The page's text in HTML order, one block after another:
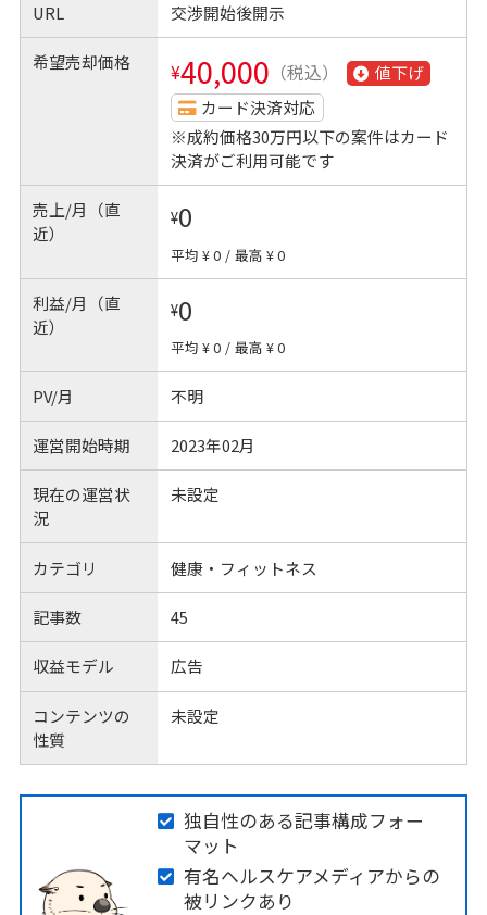
URL 交渉開始後開示
希望売却価格 ¥40,000 （税込）
値下げ
カード決済対応
※成約価格30万円以下の案件はカード
決済がご利用可能です
売上/月（直
近）
¥0
平均 ¥ 0 / 最高 ¥ 0
利益/月（直
近）
¥0
平均 ¥ 0 / 最高 ¥ 0
PV/月 不明
運営開始時期 2023年02月
現在の運営状
況
未設定
カテゴリ 健康・フィットネス
記事数 45
収益モデル 広告
コンテンツの
性質
未設定
独自性のある記事構成フォー
マット
有名ヘルスケアメディアからの
被リンクあり